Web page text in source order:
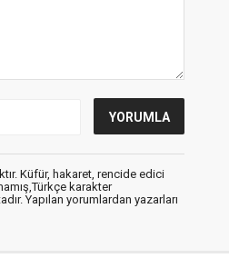
Küfür, hakaret, rencide edici
karakter
Yapılan yorumlardan yazarları